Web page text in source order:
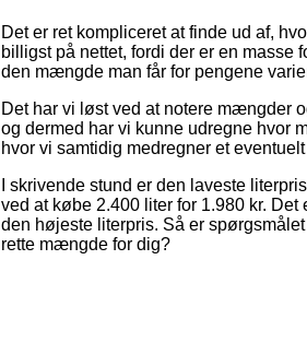
Det er ret kompliceret at finde ud af,
billigst på nettet, fordi der er en masse
den mængde man får for pengene
Det har vi løst ved at notere mængder
og dermed har vi kunne udregne hvor
hvor vi samtidig medregner et
I skrivende stund er den laveste
ved at købe 2.400 liter for 1.980 kr. Det
den højeste literpris. Så er
rette mængde for dig?